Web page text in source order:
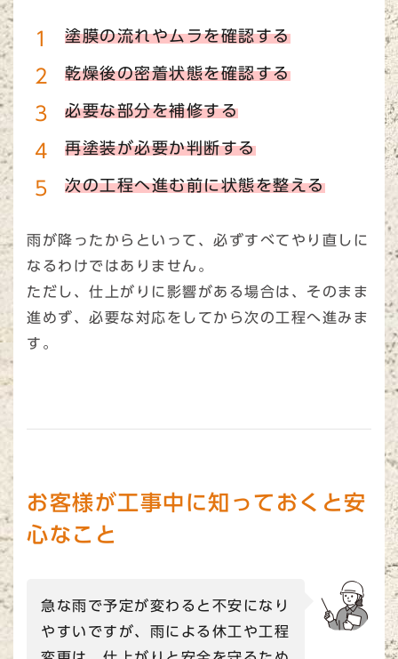
塗膜の流れやムラを確認する
乾燥後の密着状態を確認する
必要な部分を補修する
再塗装が必要か判断する
次の工程へ進む前に状態を整える
雨が降ったからといって、必ずすべてやり直しに
なるわけではありません。
ただし、仕上がりに影響がある場合は、そのまま
進めず、必要な対応をしてから次の工程へ進みま
す。
お客様が工事中に知っておくと安
心なこと
急な雨で予定が変わると不安になり
やすいですが、雨による休工や工程